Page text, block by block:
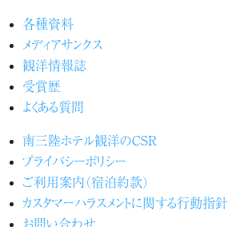
各種資料
メディアサンクス
観洋情報誌
受賞歴
よくある質問
南三陸ホテル観洋のCSR
プライバシーポリシー
ご利用案内（宿泊約款）
カスタマーハラスメントに関する行動指針
お問い合わせ